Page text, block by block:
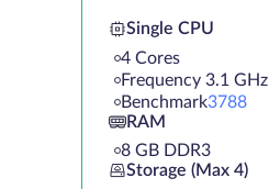
Single CPU
4 Cores
Frequency 3.1 GHz
Benchmark3788
RAM
8 GB DDR3
Storage (Max 4)